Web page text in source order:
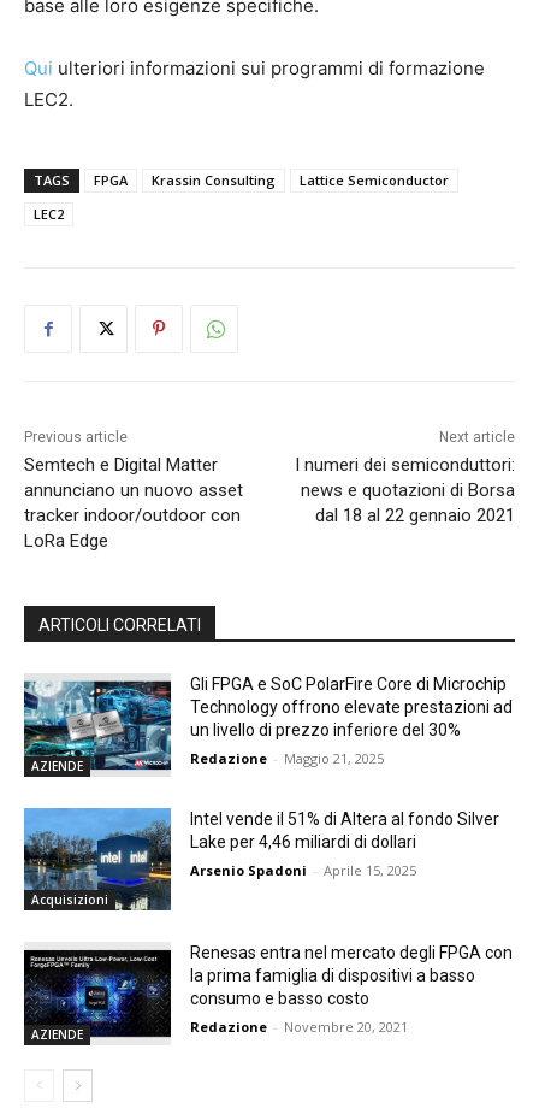
base alle loro esigenze specifiche.
Qui ulteriori informazioni sui programmi di formazione
LEC2.
TAGS FPGA Krassin Consulting
Lattice Semiconductor
LEC2
Previous article
Semtech e Digital Matter
annunciano un nuovo asset
tracker indoor/outdoor con
LoRa Edge
Next article
I numeri dei semiconduttori:
news e quotazioni di Borsa
dal 18 al 22 gennaio 2021
ARTICOLI CORRELATI
AZIENDE
Gli FPGA e SoC PolarFire Core di Microchip
Technology offrono elevate prestazioni ad
un livello di prezzo inferiore del 30%
Redazione - Maggio 21, 2025
Acquisizioni
Intel vende il 51% di Altera al fondo Silver
Lake per 4,46 miliardi di dollari
Arsenio Spadoni - Aprile 15, 2025
AZIENDE
Renesas entra nel mercato degli FPGA con
la prima famiglia di dispositivi a basso
consumo e basso costo
Redazione - Novembre 20, 2021